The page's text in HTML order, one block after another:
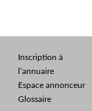
Inscription à
l’annuaire
Espace annonceur
Glossaire